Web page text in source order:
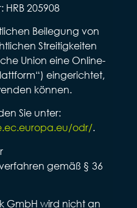
HRB 205908
Beilegung von
Streitigkeiten
Union eine Online-
eingerichtet,
können.
Sie unter:
odr/.
gemäß § 36
GmbH wird nicht an